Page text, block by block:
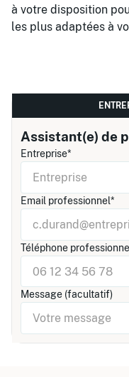
à votre disposition
les plus adaptées à
Assistant(e) de
Entreprise*
Email professionnel*
Téléphone
Message (facultatif)